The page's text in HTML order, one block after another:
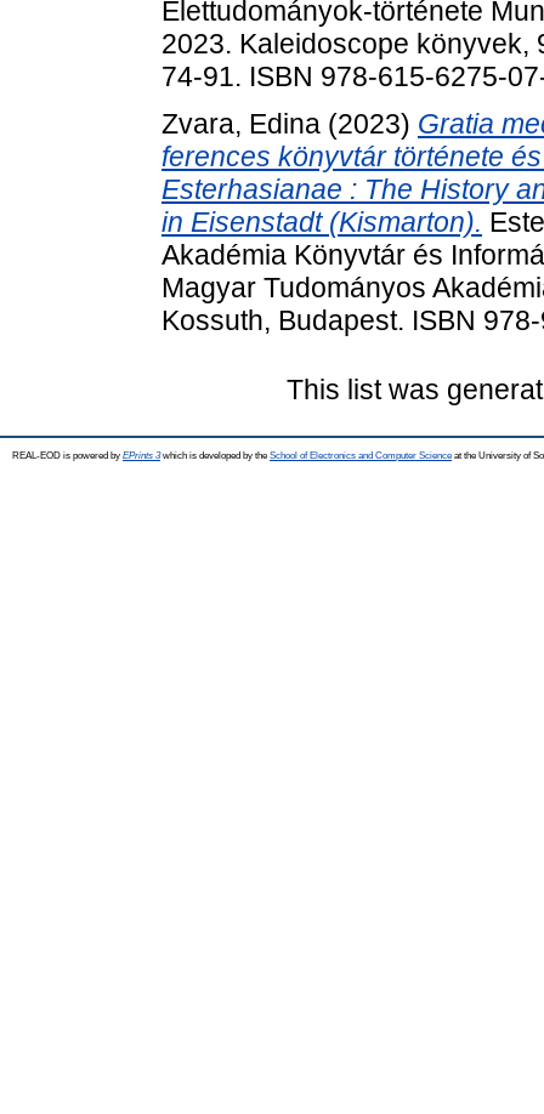
Élettudományok-története
2023. Kaleidoscope könyvek,
74-91. ISBN 978-615-6275-
Zvara, Edina (2023) Gratia
ferences könyvtár története
Esterhasianae : The History
in Eisenstadt (Kismarton).
Akadémia Könyvtár és
Magyar Tudományos
Kossuth, Budapest. ISBN
This list was
REAL-EOD is powered by EPrints 3which is developed by the School of Electronics and Computer Science at the University of